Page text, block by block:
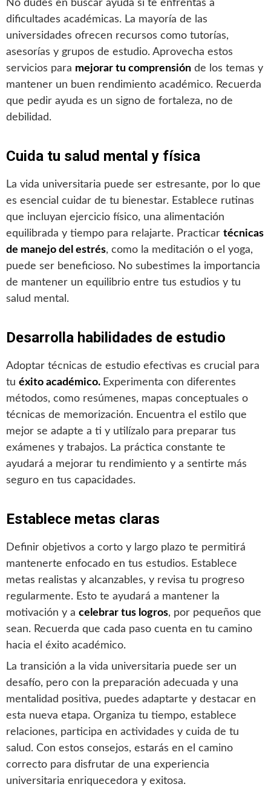
No dudes en buscar ayuda si te enfrentas a
dificultades académicas. La mayoría de las
universidades ofrecen recursos como tutorías,
asesorías y grupos de estudio. Aprovecha estos
servicios para mejorar tu comprensión de los temas y
mantener un buen rendimiento académico. Recuerda
que pedir ayuda es un signo de fortaleza, no de
debilidad.
Cuida tu salud mental y física
La vida universitaria puede ser estresante, por lo que
es esencial cuidar de tu bienestar. Establece rutinas
que incluyan ejercicio físico, una alimentación
equilibrada y tiempo para relajarte. Practicar técnicas
de manejo del estrés, como la meditación o el yoga,
puede ser beneficioso. No subestimes la importancia
de mantener un equilibrio entre tus estudios y tu
salud mental.
Desarrolla habilidades de estudio
Adoptar técnicas de estudio efectivas es crucial para
tu éxito académico. Experimenta con diferentes
métodos, como resúmenes, mapas conceptuales o
técnicas de memorización. Encuentra el estilo que
mejor se adapte a ti y utilízalo para preparar tus
exámenes y trabajos. La práctica constante te
ayudará a mejorar tu rendimiento y a sentirte más
seguro en tus capacidades.
Establece metas claras
Definir objetivos a corto y largo plazo te permitirá
mantenerte enfocado en tus estudios. Establece
metas realistas y alcanzables, y revisa tu progreso
regularmente. Esto te ayudará a mantener la
motivación y a celebrar tus logros, por pequeños que
sean. Recuerda que cada paso cuenta en tu camino
hacia el éxito académico.
La transición a la vida universitaria puede ser un
desafío, pero con la preparación adecuada y una
mentalidad positiva, puedes adaptarte y destacar en
esta nueva etapa. Organiza tu tiempo, establece
relaciones, participa en actividades y cuida de tu
salud. Con estos consejos, estarás en el camino
correcto para disfrutar de una experiencia
universitaria enriquecedora y exitosa.